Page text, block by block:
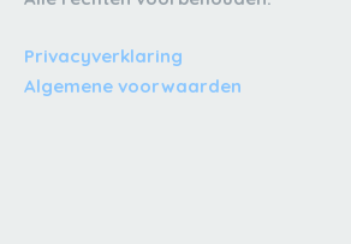
Privacyverklaring
Algemene voorwaarden